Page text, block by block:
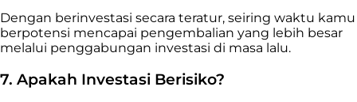
Dengan berinvestasi secara teratur, seiring waktu kamu
berpotensi mencapai pengembalian yang lebih besar
melalui penggabungan investasi di masa lalu.
7. Apakah Investasi Berisiko?